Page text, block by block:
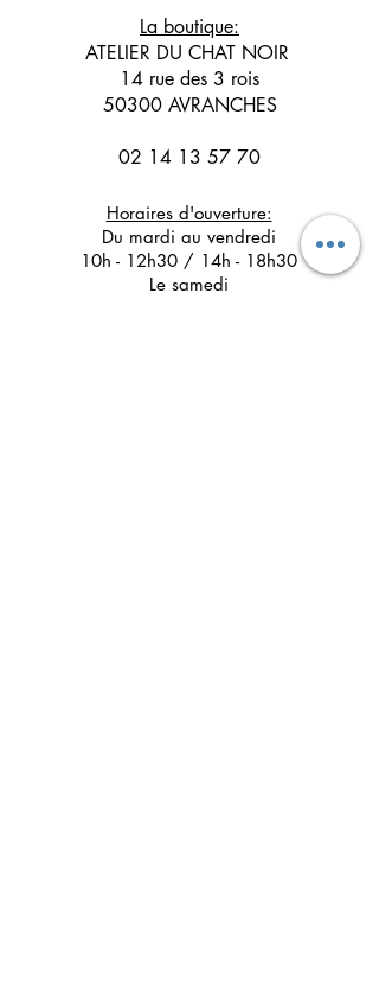
La boutique:
ATELIER DU CHAT NOIR
14 rue des 3 rois
50300 AVRANCHES
02 14 13 57 70
Horaires d'ouverture:
Du mardi au vendredi
10h - 12h30 / 14h - 18h30
Le samedi